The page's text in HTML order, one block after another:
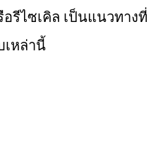
รีไซเคิล เป็นแนวทางที่
หล่านี้